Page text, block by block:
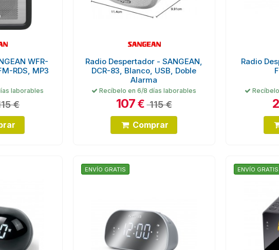
WFR-
RDS, MP3
laborables
€
Radio Despertador - SANGEAN,
DCR-83, Blanco, USB, Doble
Alarma
Recíbelo en 6/8 días laborables
107 € 115 €
Comprar
Radio
ENVÍO GRATIS ENVÍO GRATIS